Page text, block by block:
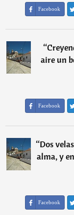
Facebook
“
aire un
Facebook
“Dos
alma, y
Facebook